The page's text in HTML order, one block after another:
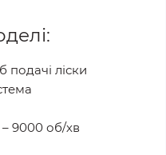
подачі ліски
9000 об/хв